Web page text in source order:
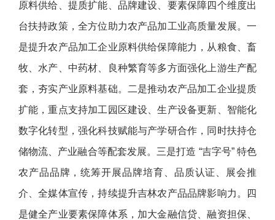
原料供给、提质扩能、品牌建设、要素保障四个维度出
台扶持政策，全方位助力农产品加工业高质量发展。一
是提升农产品加工企业原料供给保障能力，从粮食、畜
牧、水产、中药材、良种繁育等多方面强化上游生产配
套，夯实产业原料基础。二是推动农产品加工企业提质
扩能，重点支持加工园区建设、生产设备更新、智能化
数字化转型，强化科技赋能与产学研合作，同时扶持仓
储物流、产业融合等配套发展。三是打造 “吉字号” 特色
农产品品牌，统筹开展品牌培育、品质认证、展会推
介、全媒体宣传，持续提升吉林农产品品牌影响力。四
是健全产业要素保障体系，加大金融信贷、融资担保、